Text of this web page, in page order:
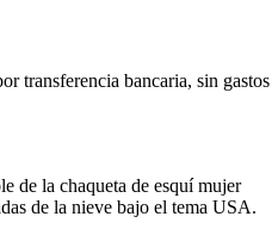
transferencia bancaria, sin gastos
de la chaqueta de esquí mujer
de la nieve bajo el tema USA.